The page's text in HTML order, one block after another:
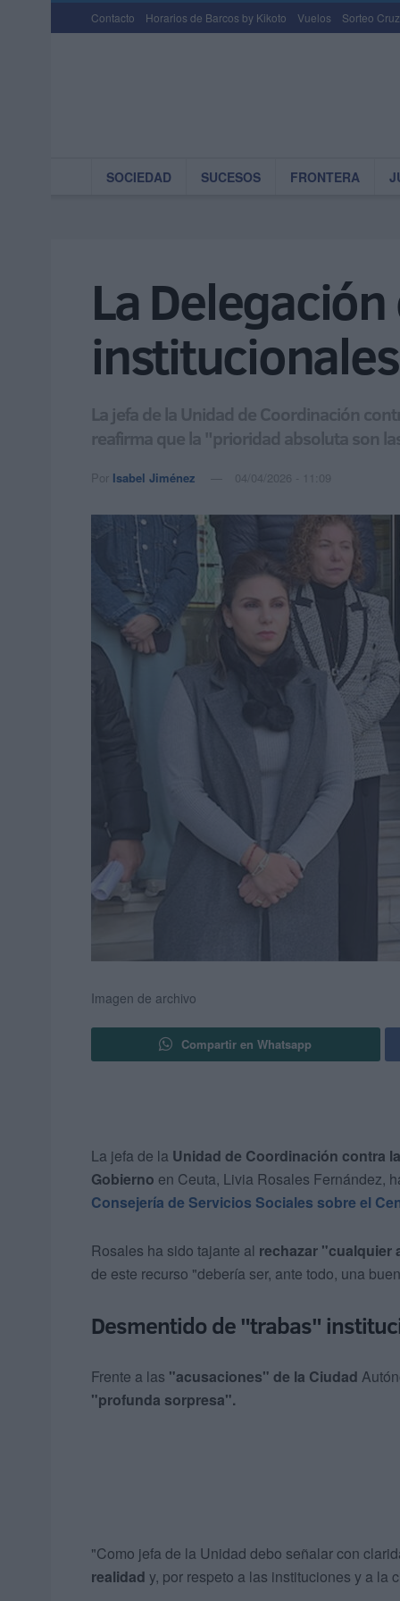
Contacto Horarios de Barcos by Kikoto Vuelos Sorteo
SOCIEDAD SUCESOS FRONTERA
La
La jefa de la Unidad de Coordinación
reafirma que la "prioridad absoluta son
Por Isabel Jiménez 04/04/2026 - 11:09
Imagen de archivo
Compartir en Whatsapp
La jefa de la Unidad de Coordinación contra
Gobierno en Ceuta, Livia Rosales Fernández,
Consejería de Servicios Sociales sobre el
Rosales ha sido tajante al rechazar "cualquier
de este recurso "debería ser, ante todo, una
Desmentido de "trabas"
Frente a las "acusaciones" de la Ciudad
"profunda sorpresa".
"Como jefa de la Unidad debo señalar con
realidad y, por respeto a las instituciones y a la